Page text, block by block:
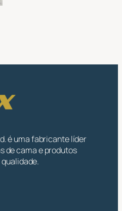
é uma fabricante líder
de cama e produtos